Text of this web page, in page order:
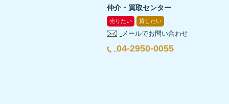
仲介・買取センター
売りたい 貸したい
メールでお問い合わせ
04-2950-0055